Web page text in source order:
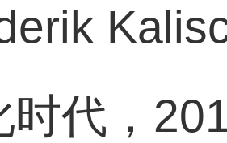
代，